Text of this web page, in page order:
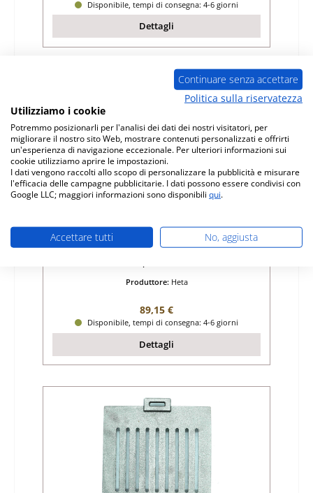
Disponibile, tempi di consegna: 4-6 giorni
Dettagli
Heta Scan-Line 20 guarnizione sportello
Produttore: Heta
Prezzo normale:
89,15 €
Disponibile, tempi di consegna: 4-6 giorni
Dettagli
Continuare senza accettare
Politica sulla riservatezza
Utilizziamo i cookie
Potremmo posizionarli per l'analisi dei dati dei nostri visitatori, per
migliorare il nostro sito Web, mostrare contenuti personalizzati e offrirti
un'esperienza di navigazione eccezionale. Per ulteriori informazioni sui
cookie utilizziamo aprire le impostazioni.
I dati vengono raccolti allo scopo di personalizzare la pubblicità e misurare
l'efficacia delle campagne pubblicitarie. I dati possono essere condivisi con
Google LLC; maggiori informazioni sono disponibili qui.
Accettare tutti No, aggiusta